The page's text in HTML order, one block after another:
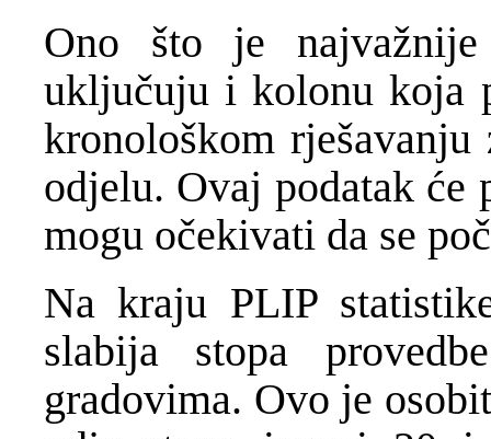
Ono što je
uključuju i kolonu koja
kronološkom
odjelu. Ovaj podatak će
mogu očekivati da se
Na kraju PLIP
slabija stopa
gradovima. Ovo je